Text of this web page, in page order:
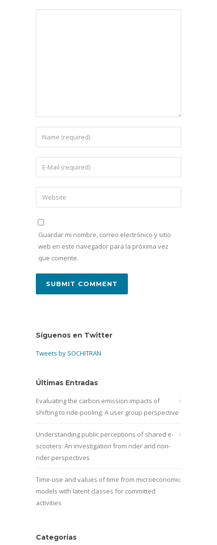
Guardar mi nombre, correo electrónico y sitio
web en este navegador para la próxima vez
que comente.
Síguenos en Twitter
Tweets by SOCHITRAN
Últimas Entradas
Evaluating the carbon emission impacts of
shifting to ride-pooling: A user group perspective
Understanding public perceptions of shared e-
scooters: An investigation from rider and non-
rider perspectives
Time-use and values of time from microeconomic
models with latent classes for committed
activities
Categorías